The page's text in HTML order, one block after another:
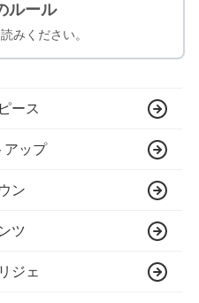
ルール
みください。
ース
アップ
ン
ツ
ジェ